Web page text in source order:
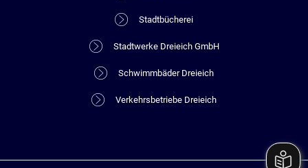
Stadtbücherei
Stadtwerke Dreieich GmbH
Schwimmbäder Dreieich
Verkehrsbetriebe Dreieich